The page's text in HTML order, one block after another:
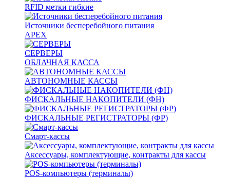
RFID метки гибкие
Источники бесперебойного питания
APEX
СЕРВЕРЫ
ОБЛАЧНАЯ КАССА
АВТОНОМНЫЕ КАССЫ
ФИСКАЛЬНЫЕ НАКОПИТЕЛИ (ФН)
ФИСКАЛЬНЫЕ РЕГИСТРАТОРЫ (ФР)
Смарт-кассы
Аксессуары, комплектующие, контракты для кассы
POS-компьютеры (терминалы)